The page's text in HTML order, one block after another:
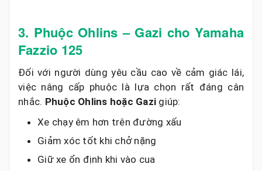
3. Phuộc Ohlins – Gazi cho Yamaha
Fazzio 125
Đối với người dùng yêu cầu cao về cảm giác lái,
việc nâng cấp phuộc là lựa chọn rất đáng cân
nhắc. Phuộc Ohlins hoặc Gazi giúp:
Xe chạy êm hơn trên đường xấu
Giảm xóc tốt khi chở nặng
Giữ xe ổn định khi vào cua